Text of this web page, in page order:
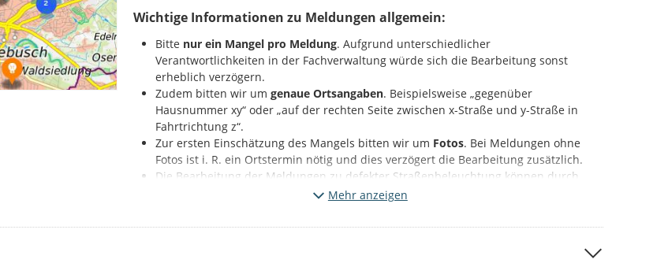
Wichtige Informationen zu Meldungen allgemein:
Bitte nur ein Mangel pro Meldung. Aufgrund unterschiedlicher
Verantwortlichkeiten in der Fachverwaltung würde sich die Bearbeitung sonst
erheblich verzögern.
Zudem bitten wir umgenaue Ortsangaben. Beispielsweise „gegenüber
Hausnummer xy“ oder „auf der rechten Seite zwischen x-Straße und y-Straße in
Fahrtrichtung z“.
Zur ersten Einschätzung des Mangels bitten wir um Fotos. Bei Meldungen ohne
Fotos ist i. R. ein Ortstermin nötig und dies verzögert die Bearbeitung zusätzlich.
Die Bearbeitung der Meldungen zu defekter Straßenbeleuchtung können durch
Nennung der Beleuchtungsmastnummerebenfalls beschleunigt werden.
So geht es:
Mehr anzeigen